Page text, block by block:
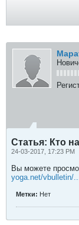
Статья: Кто
24-03-2017, 17:23 PM
Вы можете
yoga.net/vbulletin/
Метки: Нет